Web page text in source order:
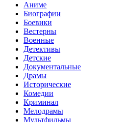
Аниме
Биографии
Боевики
Вестерны
Военные
Детективы
Детские
Документальные
Драмы
Исторические
Комедии
Криминал
Мелодрамы
Мультфильмы